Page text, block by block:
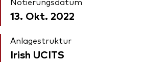
13. Okt. 2022
Anlagestruktur
Irish UCITS